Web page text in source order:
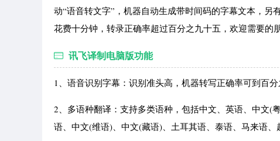
动“语音转文字”，机器自动生成带时间码的字幕文本，
花费十分钟，转录正确率超过百分之九十五，欢迎需要的
讯飞译制电脑版功能
1、语音识别字幕：识别准头高，机器转写正确率可到百
2、多语种翻译：支持多类语种，包括中文、英语、中文(
语、中文(维语)、中文(藏语)、土耳其语、泰语、马来语、